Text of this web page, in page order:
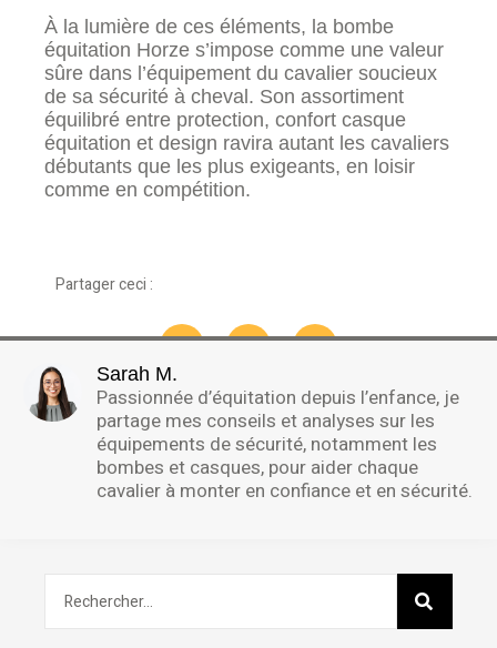
À la lumière de ces éléments, la bombe
équitation Horze s’impose comme une valeur
sûre dans l’équipement du cavalier soucieux
de sa sécurité à cheval. Son assortiment
équilibré entre protection, confort casque
équitation et design ravira autant les cavaliers
débutants que les plus exigeants, en loisir
comme en compétition.
Partager ceci :
Sarah M.
Passionnée d’équitation depuis l’enfance, je
partage mes conseils et analyses sur les
équipements de sécurité, notamment les
bombes et casques, pour aider chaque
cavalier à monter en confiance et en sécurité.